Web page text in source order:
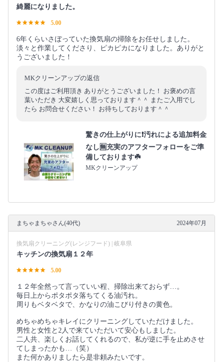
綺麗になりました。
5.00
6年くらいさぼっていた換気扇の掃除をお任せしました。
淡々と作業してくださり、ピカピカになりました。ありがと
うございました！
MKクリーンアップの返信
この度はご利用頂き ありがとうございました！ お褒めの言
葉いただき 大変嬉しく思っております＾＾ またご入用でし
たら お問合せください！ お待ちしております＾＾
驚きの仕上がりに❗️汚れによる追加料金
なし🈚️充実のアフターフォローをご準
備しております☘️
MKクリーンアップ
まちゃまちゃさん(40代) 2024年07月
換気扇クリーニング(レンジフード) | 岐阜県
キッチンの換気扇１２年
5.00
１２年全然って言っていい程、掃除出来ておらず…。
毎日上からポタポタ落ちてくる油汚れ。
周りもベタベタで、かなりの油こびり付きの黄色。
めちゃめちゃキレイにクリーニングしていただけました。
男性と女性と2人で来ていただいて安心もしました。
二人共、楽しくお話してくれるので、私が逆に手を止めさせ
てしまったかも…（笑）
また何かありましたら是非頼みたいです。